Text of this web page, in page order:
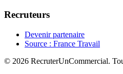
Recruteurs
Devenir partenaire
Source : France Travail
© 2026 RecruterUnCommercial.